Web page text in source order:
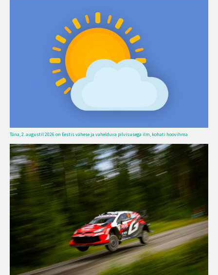
Täna, 2. augustil 2026 on Eestis vähese ja vahelduva pilvisusega ilm, kohati hoovihma